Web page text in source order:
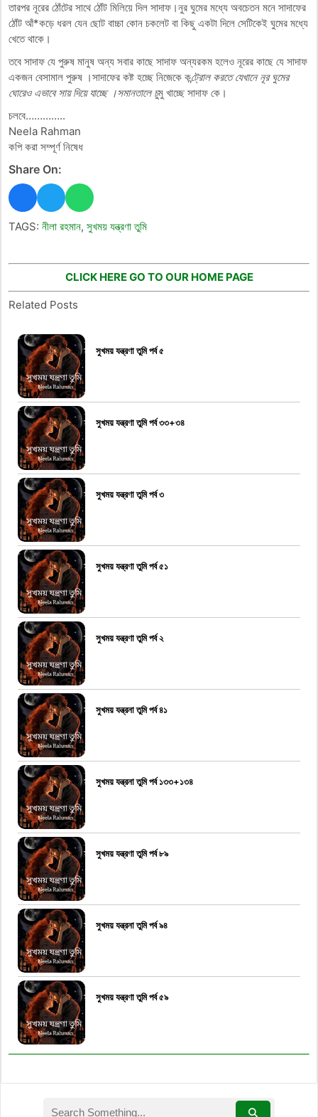
তারপর নূরের ঠোঁটের সাথে ঠোঁট মিলিয়ে দিল সাদাফ।নুর ঘুমের মধ্যে অবচেতন মনে সাদাফের
ঠোঁট আঁ*কড়ে ধরল যেন ছোট বাচ্চা কোন চকলেট বা কিছু একটা দিলে সেটিকেই ঘুমের মধ্যে
খেতে থাকে।
তবে সাদাফ যে পুরুষ মানুষ অন্য সবার কাছে সাদাফ অন্যরকম হলেও নূরের কাছে যে সাদাফ
একজন বেসামাল পুরুষ ।সাদাফের কষ্ট হচ্ছে নিজেকে কন্ট্রোল করতে যেখানে নূর ঘুমের
ঘোরেও এভাবে সায় দিয়ে যাচ্ছে ।সমানতালে চুমু খাচ্ছে সাদাফ কে।
চলবে…………..
Neela Rahman
কপি করা সম্পূর্ণ নিষেধ
Share On:
TAGS: নীলা রহমান, সুখময় যন্ত্রণা তুমি
CLICK HERE GO TO OUR HOME PAGE
Related Posts
সুখময় যন্ত্রণা তুমি পর্ব ৫
সুখময় যন্ত্রণা তুমি পর্ব ৩৩+৩৪
সুখময় যন্ত্রণা তুমি পর্ব ৩
সুখময় যন্ত্রণা তুমি পর্ব ৫১
সুখময় যন্ত্রণা তুমি পর্ব ২
সুখময় যন্ত্রনা তুমি পর্ব ৪১
সুখময় যন্ত্রনা তুমি পর্ব ১৩৩+১৩৪
সুখময় যন্ত্রণা তুমি পর্ব ৮৯
সুখময় যন্ত্রনা তুমি পর্ব ৯৪
সুখময় যন্ত্রণা তুমি পর্ব ৫৯